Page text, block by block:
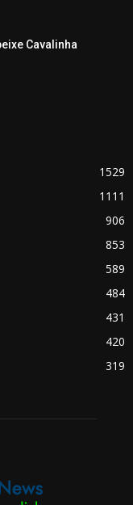
Cavalinha
1529
1111
906
853
589
484
431
420
319